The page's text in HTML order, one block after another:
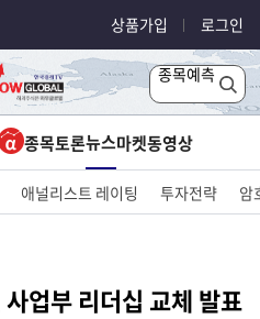
상품가입 로그인
종목예측
종목토론뉴스마켓동영상
애널리스트 레이팅 투자전략 암
업부 리더십 교체 발표